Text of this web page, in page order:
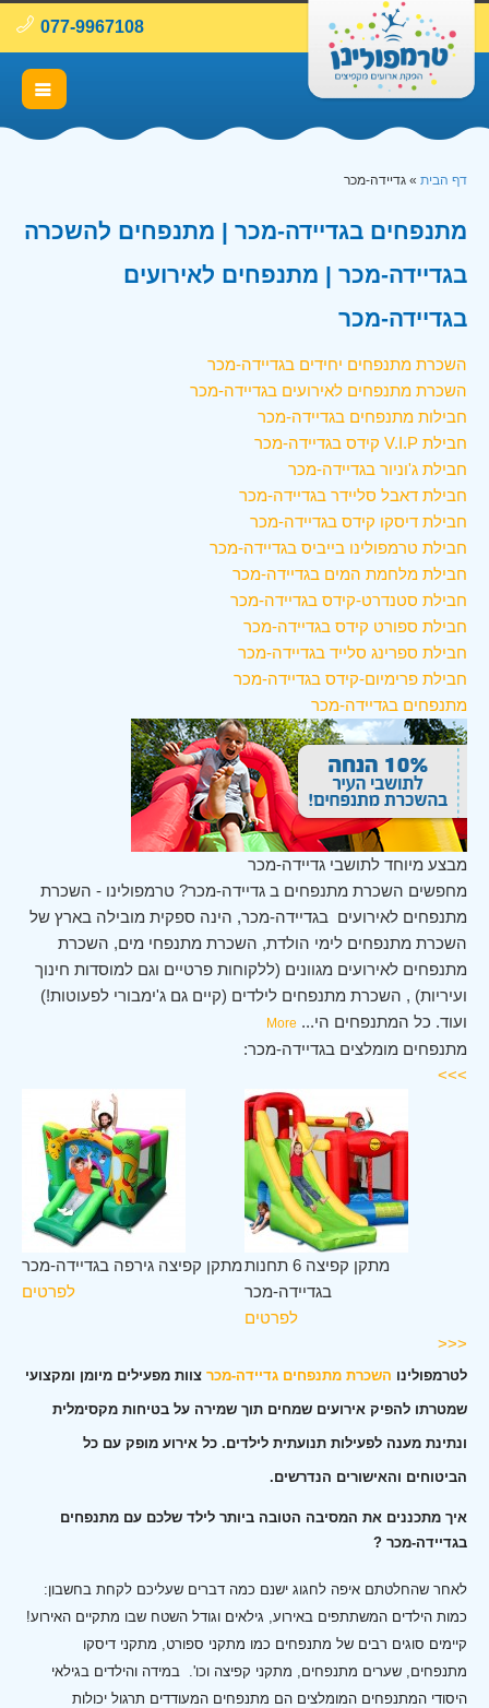
077-9967108
דף הבית » גדיידה-מכר
מתנפחים בגדיידה-מכר | מתנפחים להשכרה
בגדיידה-מכר | מתנפחים לאירועים
בגדיידה-מכר
השכרת מתנפחים יחידים בגדיידה-מכר
השכרת מתנפחים לאירועים בגדיידה-מכר
חבילות מתנפחים בגדיידה-מכר
חבילת V.I.P קידס בגדיידה-מכר
חבילת ג'וניור בגדיידה-מכר
חבילת דאבל סליידר בגדיידה-מכר
חבילת דיסקו קידס בגדיידה-מכר
חבילת טרמפולינו בייביס בגדיידה-מכר
חבילת מלחמת המים בגדיידה-מכר
חבילת סטנדרט-קידס בגדיידה-מכר
חבילת ספורט קידס בגדיידה-מכר
חבילת ספרינג סלייד בגדיידה-מכר
חבילת פרימיום-קידס בגדיידה-מכר
מתנפחים בגדיידה-מכר
מבצע מיוחד לתושבי גדיידה-מכר
מחפשים השכרת מתנפחים ב גדיידה-מכר? טרמפולינו - השכרת
מתנפחים לאירועים בגדיידה-מכר, הינה ספקית מובילה בארץ של
השכרת מתנפחים לימי הולדת, השכרת מתנפחי מים, השכרת
מתנפחים לאירועים מגוונים (ללקוחות פרטיים וגם למוסדות חינוך
ועיריות) , השכרת מתנפחים לילדים (קיים גם ג'ימבורי לפעוטות!)
ועוד. כל המתנפחים הי...
More
מתנפחים מומלצים בגדיידה-מכר:
>>>
מתקן קפיצה גירפה בגדיידה-מכר
לפרטים
מתקן קפיצה 6 תחנות
בגדיידה-מכר
לפרטים
<<<
לטרמפולינו השכרת מתנפחים גדיידה-מכר צוות מפעילים מיומן ומקצועי
שמטרתו להפיק אירועים שמחים תוך שמירה על בטיחות מקסימלית
ונתינת מענה לפעילות תנועתית לילדים. כל אירוע מופק עם כל
הביטוחים והאישורים הנדרשים.
איך מתכננים את המסיבה הטובה ביותר לילד שלכם עם מתנפחים
בגדיידה-מכר ?
לאחר שהחלטתם איפה לחגוג ישנם כמה דברים שעליכם לקחת בחשבון:
כמות הילדים המשתתפים באירוע, גילאים וגודל השטח שבו מתקיים האירוע!
קיימים סוגים רבים של מתנפחים כמו מתקני ספורט, מתקני דיסקו
מתנפחים, שערים מתנפחים, מתקני קפיצה וכו'. במידה והילדים בגילאי
היסודי המתנפחים המומלצים הם מתנפחים המעודדים תרגול יכולות